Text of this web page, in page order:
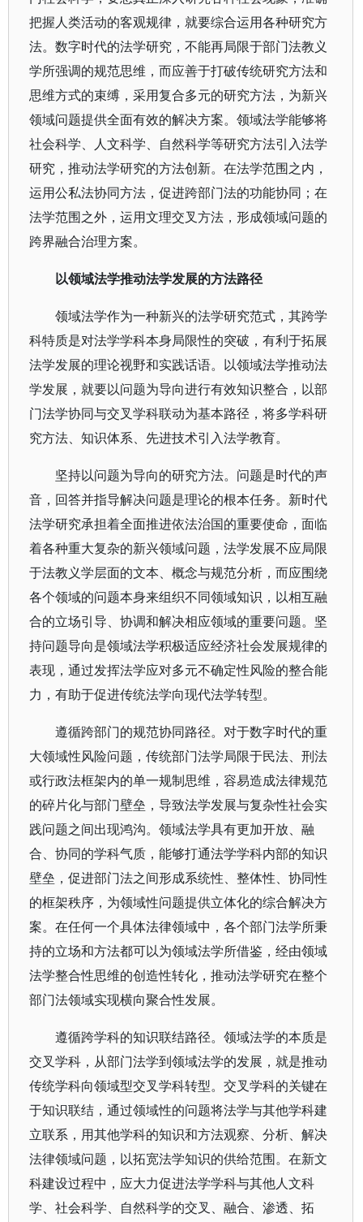
把握人类活动的客观规律，就要综合运用各种研究方
法。数字时代的法学研究，不能再局限于部门法教义
学所强调的规范思维，而应善于打破传统研究方法和
思维方式的束缚，采用复合多元的研究方法，为新兴
领域问题提供全面有效的解决方案。领域法学能够将
社会科学、人文科学、自然科学等研究方法引入法学
研究，推动法学研究的方法创新。在法学范围之内，
运用公私法协同方法，促进跨部门法的功能协同；在
法学范围之外，运用文理交叉方法，形成领域问题的
跨界融合治理方案。
以领域法学推动法学发展的方法路径
领域法学作为一种新兴的法学研究范式，其跨学
科特质是对法学学科本身局限性的突破，有利于拓展
法学发展的理论视野和实践话语。以领域法学推动法
学发展，就要以问题为导向进行有效知识整合，以部
门法学协同与交叉学科联动为基本路径，将多学科研
究方法、知识体系、先进技术引入法学教育。
坚持以问题为导向的研究方法。问题是时代的声
音，回答并指导解决问题是理论的根本任务。新时代
法学研究承担着全面推进依法治国的重要使命，面临
着各种重大复杂的新兴领域问题，法学发展不应局限
于法教义学层面的文本、概念与规范分析，而应围绕
各个领域的问题本身来组织不同领域知识，以相互融
合的立场引导、协调和解决相应领域的重要问题。坚
持问题导向是领域法学积极适应经济社会发展规律的
表现，通过发挥法学应对多元不确定性风险的整合能
力，有助于促进传统法学向现代法学转型。
遵循跨部门的规范协同路径。对于数字时代的重
大领域性风险问题，传统部门法学局限于民法、刑法
或行政法框架内的单一规制思维，容易造成法律规范
的碎片化与部门壁垒，导致法学发展与复杂性社会实
践问题之间出现鸿沟。领域法学具有更加开放、融
合、协同的学科气质，能够打通法学学科内部的知识
壁垒，促进部门法之间形成系统性、整体性、协同性
的框架秩序，为领域性问题提供立体化的综合解决方
案。在任何一个具体法律领域中，各个部门法学所秉
持的立场和方法都可以为领域法学所借鉴，经由领域
法学整合性思维的创造性转化，推动法学研究在整个
部门法领域实现横向聚合性发展。
遵循跨学科的知识联结路径。领域法学的本质是
交叉学科，从部门法学到领域法学的发展，就是推动
传统学科向领域型交叉学科转型。交叉学科的关键在
于知识联结，通过领域性的问题将法学与其他学科建
立联系，用其他学科的知识和方法观察、分析、解决
法律领域问题，以拓宽法学知识的供给范围。在新文
科建设过程中，应大力促进法学学科与其他人文科
学、社会科学、自然科学的交叉、融合、渗透、拓